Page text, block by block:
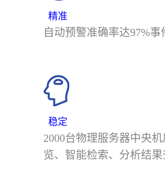
精准
自动预警准确率达97%
稳定
2000台物理服务器中央
览、智能检索、分析结